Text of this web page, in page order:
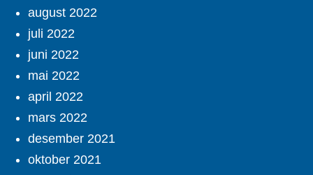
august 2022
juli 2022
juni 2022
mai 2022
april 2022
mars 2022
desember 2021
oktober 2021